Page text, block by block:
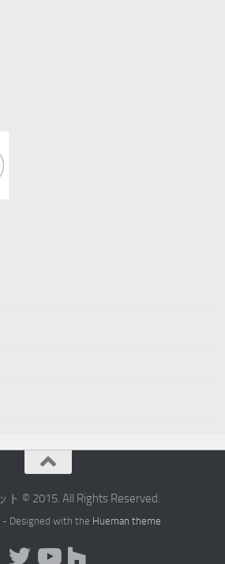
ト © 2015. All Rights Reserved.
- Designed with the Hueman theme